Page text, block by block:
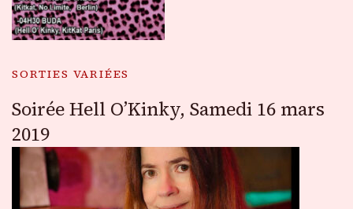
SORTIES VARIÉES
Soirée Hell O’Kinky, Samedi 16 mars
2019